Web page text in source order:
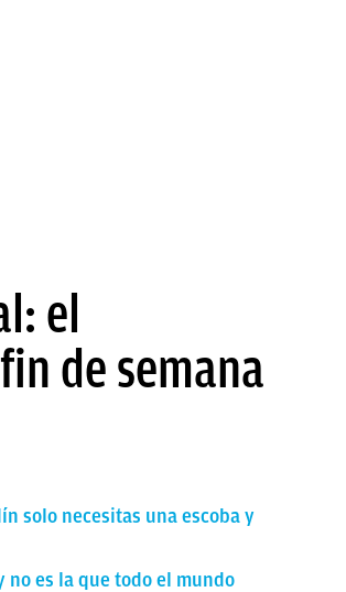
el
de semana
solo necesitas una escoba y
no es la que todo el mundo